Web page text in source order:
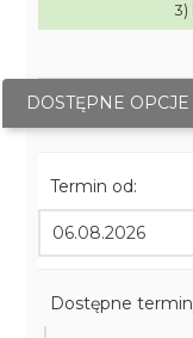
3)
DOSTĘPNE OPCJE
Termin od:
Dostępne